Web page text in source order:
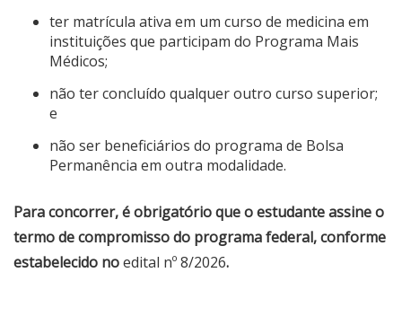
ter matrícula ativa em um curso de medicina em
instituições que participam do Programa Mais
Médicos;
não ter concluído qualquer outro curso superior;
e
não ser beneficiários do programa de Bolsa
Permanência em outra modalidade.
Para concorrer, é obrigatório que o estudante assine o
termo de compromisso do programa federal, conforme
estabelecido noedital nº 8/2026.